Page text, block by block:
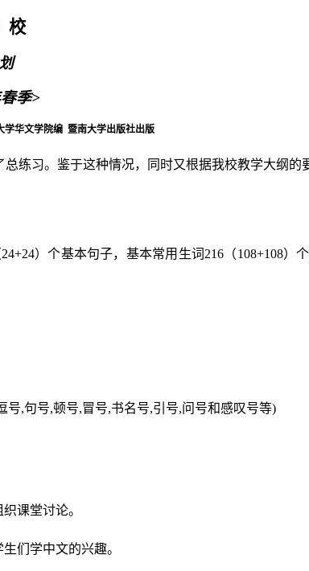
校
季>
学华文学院编 暨南大学出版社出版
总练习。鉴于这种情况，同时又根据我校教学大纲的
24+24）个基本句子，基本常用生词 216 （108+108）
号,句号,顿号,冒号,书名号,引号,问号和感叹号等)
课堂讨论。
们学中文的兴趣。